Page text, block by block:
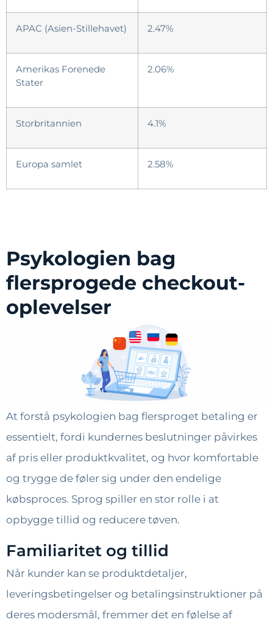
APAC (Asien-Stillehavet) 2.47%
Amerikas Forenede
Stater
2.06%
Storbritannien 4.1%
Europa samlet 2.58%
Psykologien bag
flersprogede checkout-
oplevelser
At forstå psykologien bag flersproget betaling er
essentielt, fordi kundernes beslutninger påvirkes
af pris eller produktkvalitet, og hvor komfortable
og trygge de føler sig under den endelige
købsproces. Sprog spiller en stor rolle i at
opbygge tillid og reducere tøven.
Familiaritet og tillid
Når kunder kan se produktdetaljer,
leveringsbetingelser og betalingsinstruktioner på
deres modersmål, fremmer det en følelse af